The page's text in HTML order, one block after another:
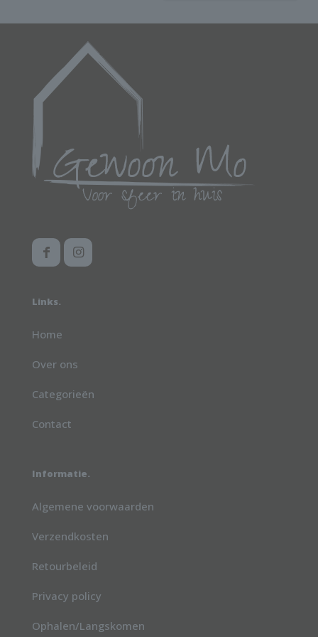
Links.
Home
Over ons
Categorieën
Contact
Informatie.
Algemene voorwaarden
Verzendkosten
Retourbeleid
Privacy policy
Ophalen/Langskomen